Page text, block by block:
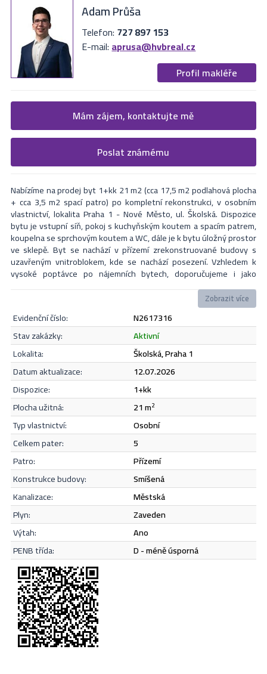
Adam Průša
Telefon: 727 897 153
E-mail:aprusa@hvbreal.cz
Profil makléře
Žádost o více informací
Vyplňte následující formulář. Upřesněte, co by Vás zajímalo. V
nejbližší Vás naši makléři kontaktují.
Souhlasím sezásadami ochrany osobních údajů.
Odeslat
Mám zájem, kontaktujte mě
Formulář odešle nabídku na uvedený email
Poslat známému
Nabízíme na prodej byt 1+kk 21 m2 (cca 17,5 m2 podlahová plocha
+ cca 3,5 m2 spací patro) po kompletní rekonstrukci, v osobním
vlastnictví, lokalita Praha 1 - Nové Město, ul. Školská. Dispozice
bytu je vstupní síň, pokoj s kuchyňským koutem a spacím patrem,
koupelna se sprchovým koutem a WC, dále je k bytu úložný prostor
ve sklepě. Byt se nachází v přízemí zrekonstruované budovy s
uzavřeným vnitroblokem, kde se nachází posezení. Vzhledem k
vysoké poptávce po nájemních bytech, doporučujeme i jako
zajímavou investiční příležitost (dlouhodobé či krátkodobé
pronájmy). Nemovitost lze financovat hypotečním úvěrem s
nejvýhodnější úrokovou sazbou na trhu, který bezplatně zajistíme
V blízkosti veškerá občanská a kulturní vybavenost, perfektní
dopravní dostupnost. V případě zájmu či dotazů neváhejte
kontaktovat makléře i přes víkend
Zobrazit více
evidenční číslo:
N2617316
stav zakázky:
aktivní
lokalita:
Školská, Praha 1
datum aktualizace:
12.07.2026
dispozice:
1+kk
plocha užitná:
21 m2
typ vlastnictví:
osobní
celkem pater:
5
patro:
přízemí
konstrukce budovy:
smíšená
kanalizace:
městská
plyn:
zaveden
výtah:
Ano
PENB třída:
D - méně úsporná